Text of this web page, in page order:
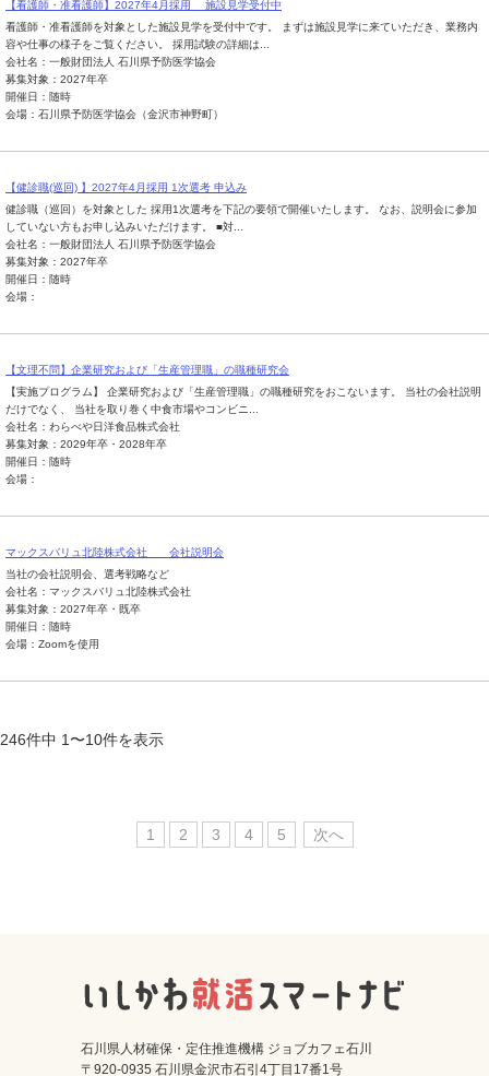
【看護師・准看護師】2027年4月採用 施設見学受付中
看護師・准看護師を対象とした施設見学を受付中です。 まずは施設見学に来ていただき、業務内
容や仕事の様子をご覧ください。 採用試験の詳細は...
会社名：一般財団法人 石川県予防医学協会
募集対象：2027年卒
開催日：随時
会場：石川県予防医学協会（金沢市神野町）
【健診職(巡回) 】2027年4月採用 1次選考 申込み
健診職（巡回）を対象とした 採用1次選考を下記の要領で開催いたします。 なお、説明会に参加
していない方もお申し込みいただけます。 ■対...
会社名：一般財団法人 石川県予防医学協会
募集対象：2027年卒
開催日：随時
会場：
【文理不問】企業研究および「生産管理職」の職種研究会
【実施プログラム】 企業研究および「生産管理職」の職種研究をおこないます。 当社の会社説明
だけでなく、 当社を取り巻く中食市場やコンビニ...
会社名：わらべや日洋食品株式会社
募集対象：2029年卒・2028年卒
開催日：随時
会場：
マックスバリュ北陸株式会社 会社説明会
当社の会社説明会、選考戦略など
会社名：マックスバリュ北陸株式会社
募集対象：2027年卒・既卒
開催日：随時
会場：Zoomを使用
246件中 1〜10件を表示
1 2 3 4 5 次へ
石川県人材確保・定住推進機構 ジョブカフェ石川
〒920-0935 石川県金沢市石引4丁目17番1号